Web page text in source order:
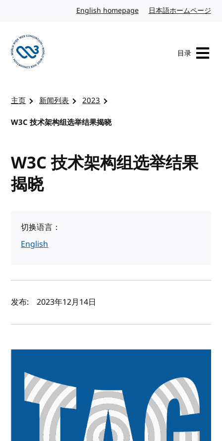
English homepage英文日本語ホームページ
目录
主页 新闻列表
2023
W3C 技术架构组选举结果揭晓
W3C 技术架构组选举结果
揭晓
切换语言：
English
作者及发布日期
发布: 2023年12月14日